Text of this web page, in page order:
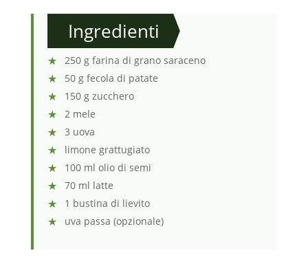
Ingredienti
250 g farina di grano saraceno
50 g fecola di patate
150 g zucchero
2 mele
3 uova
limone grattugiato
100 ml olio di semi
70 ml latte
1 bustina di lievito
uva passa (opzionale)